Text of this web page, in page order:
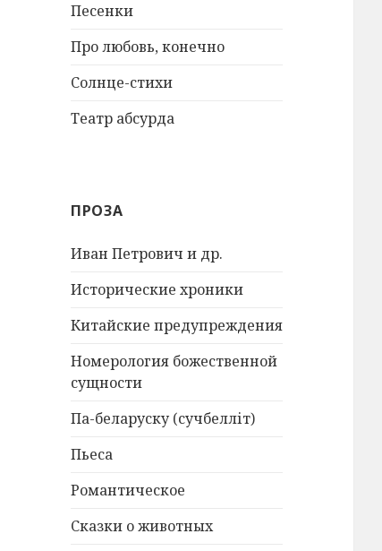
Песенки
Про любовь, конечно
Солнце-стихи
Театр абсурда
ПРОЗА
Иван Петрович и др.
Исторические хроники
Китайские предупреждения
Номерология божественной
сущности
Па-беларуску (сучбелліт)
Пьеса
Романтическое
Сказки о животных